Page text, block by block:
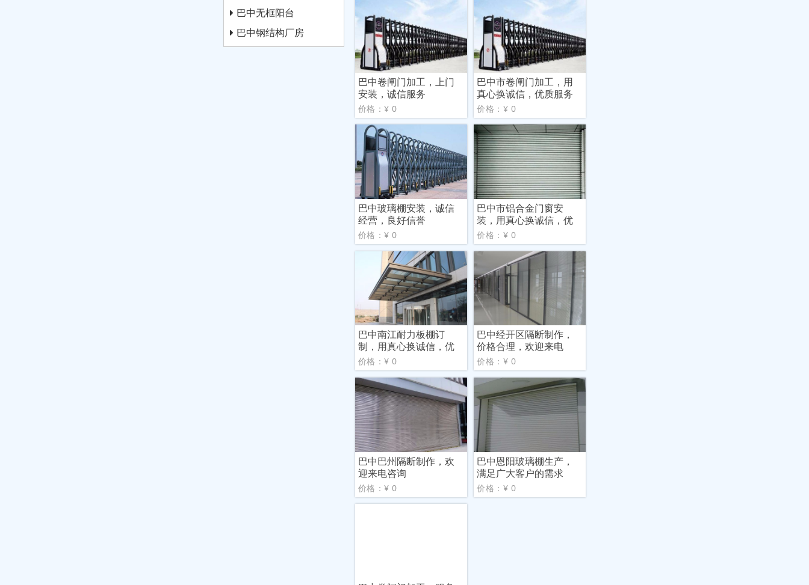
巴中无框阳台
巴中钢结构厂房
巴中卷闸门加工，上门
安装，诚信服务
价格：¥ 0
巴中市卷闸门加工，用
真心换诚信，优质服务
请放
价格：¥ 0
巴中玻璃棚安装，诚信
经营，良好信誉
价格：¥ 0
巴中市铝合金门窗安
装，用真心换诚信，优
质服务
价格：¥ 0
巴中南江耐力板棚订
制，用真心换诚信，优
质服务
价格：¥ 0
巴中经开区隔断制作，
价格合理，欢迎来电
价格：¥ 0
巴中巴州隔断制作，欢
迎来电咨询
价格：¥ 0
巴中恩阳玻璃棚生产，
满足广大客户的需求
价格：¥ 0